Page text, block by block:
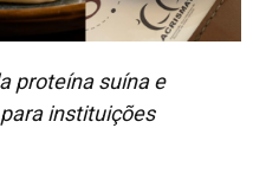
proteína suína e
instituições